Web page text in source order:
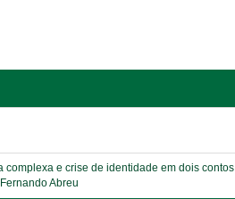
complexa e crise de identidade em dois contos
Abreu